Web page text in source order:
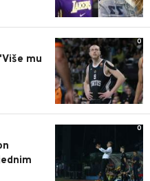
0
mu
0